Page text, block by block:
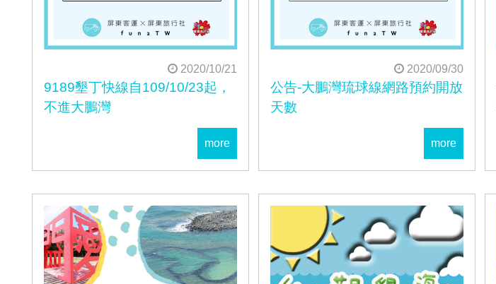
2020/10/21
9189墾丁快線自109/10/23起，
不進大鵬灣
more
2020/09/30
公告-大鵬灣琉球線網路預約開放
天數
more